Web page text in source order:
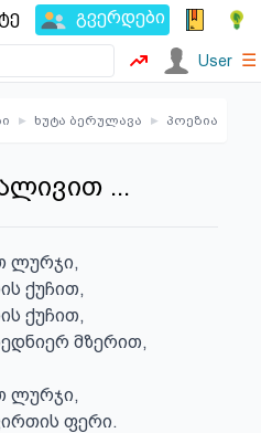
გვერდები
User ☰
▸ ხუტა ბერულავა ▸ პოეზია
...
ლურჯი,
ქუჩით,
ქუჩით,
მზერით,
ლურჯი,
ფერი.